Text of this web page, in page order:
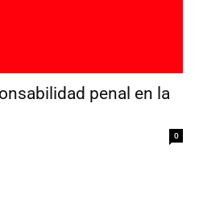
penal en la
0